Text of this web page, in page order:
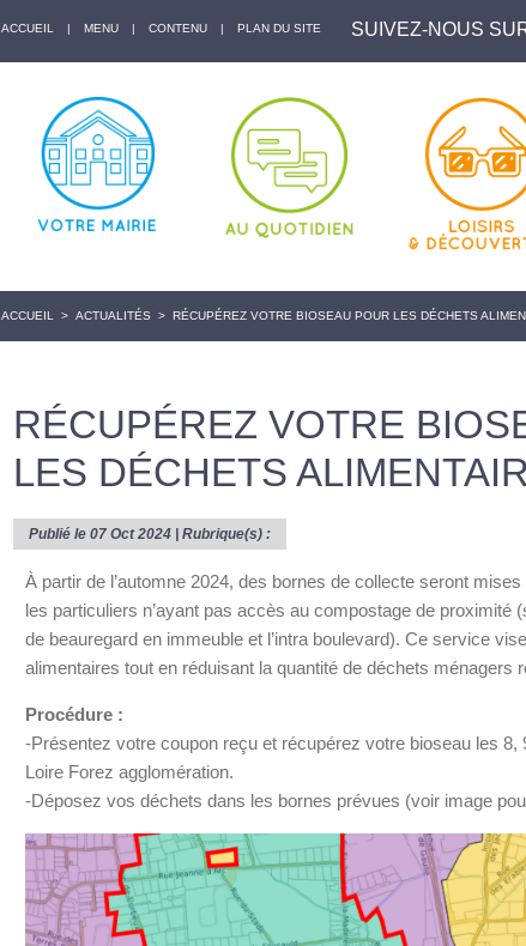
ACCUEIL | MENU | CONTENU | PLAN DU SITE SUIVEZ-NOUS
ACCUEIL > ACTUALITÉS > RÉCUPÉREZ VOTRE BIOSEAU POUR LES DÉCHETS
RÉCUPÉREZ VOTRE
LES DÉCHETS
Publié le 07 Oct 2024 | Rubrique(s) :
À partir de l’automne 2024, des bornes de collecte seront
les particuliers n’ayant pas accès au compostage de proximité
de beauregard en immeuble et l’intra boulevard). Ce service
alimentaires tout en réduisant la quantité de déchets ménagers
Procédure :
-Présentez votre coupon reçu et récupérez votre bioseau les 8,
Loire Forez agglomération.
-Déposez vos déchets dans les bornes prévues (voir image